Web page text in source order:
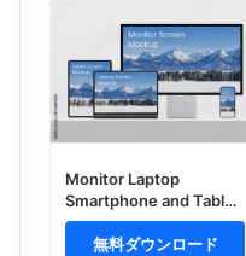
Monitor Laptop
Smartphone and Tablet
Screen Mockup
無料ダウンロード